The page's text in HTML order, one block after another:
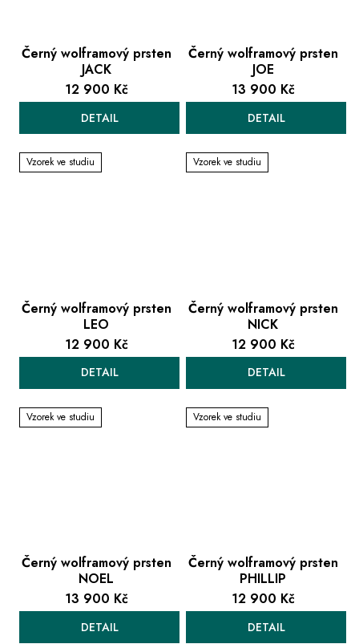
Černý wolframový prsten
JACK
12 900 Kč
DETAIL
Černý wolframový prsten
JOE
13 900 Kč
DETAIL
Vzorek ve studiu
Černý wolframový prsten
LEO
12 900 Kč
DETAIL
Vzorek ve studiu
Černý wolframový prsten
NICK
12 900 Kč
DETAIL
Vzorek ve studiu
Černý wolframový prsten
NOEL
13 900 Kč
DETAIL
Vzorek ve studiu
Černý wolframový prsten
PHILLIP
12 900 Kč
DETAIL